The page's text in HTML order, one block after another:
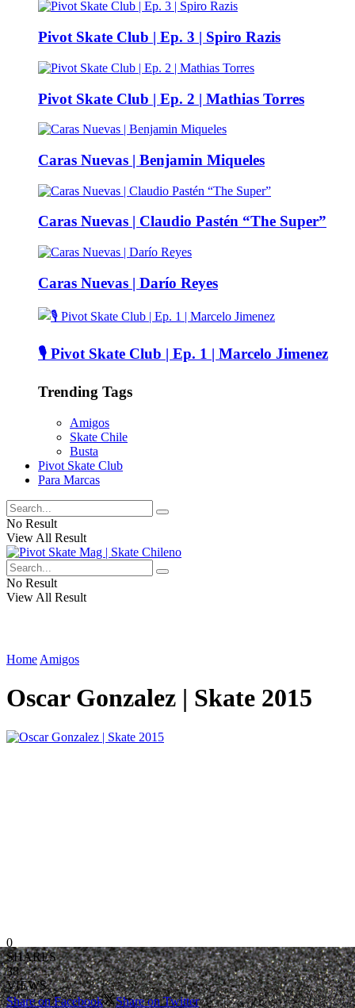
Pivot Skate Club | Ep. 3 | Spiro Razis
Pivot Skate Club | Ep. 2 | Mathias Torres
Caras Nuevas | Benjamin Miqueles
Caras Nuevas | Claudio Pastén “The Super”
Caras Nuevas | Darío Reyes
🎙️ Pivot Skate Club | Ep. 1 | Marcelo Jimenez
Trending Tags
Amigos
Skate Chile
Busta
Pivot Skate Club
Para Marcas
No Result
View All Result
No Result
View All Result
Home Amigos
Oscar Gonzalez | Skate 2015
0
SHARES
38
VIEWS
Share on Facebook
Share on Twitter